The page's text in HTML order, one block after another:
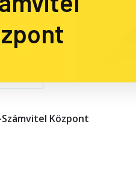
Központ